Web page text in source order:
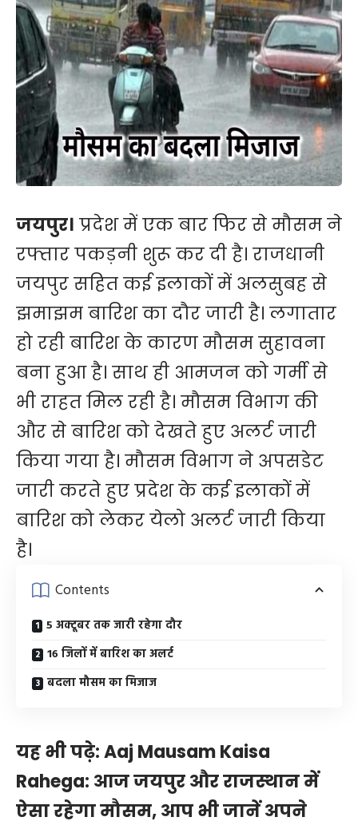
जयपुर। प्रदेश में एक बार फिर से मौसम ने
रफ्तार पकड़नी शुरू कर दी है। राजधानी
जयपुर सहित कई इलाकों में अलसुबह से
झमाझम बारिश का दौर जारी है। लगातार
हो रही बारिश के कारण मौसम सुहावना
बना हुआ है। साथ ही आमजन को गर्मी से
भी राहत मिल रही है। मौसम विभाग की
और से बारिश को देखते हुए अलर्ट जारी
किया गया है। मौसम विभाग ने अपसडेट
जारी करते हुए प्रदेश के कई इलाकों में
बारिश को लेकर येलो अलर्ट जारी किया
है।
Contents
5 अक्टूबर तक जारी रहेगा दौर
16 जिलों में बारिश का अलर्ट
बदला मौसम का मिजाज
यह भी पढ़े:Aaj Mausam Kaisa
Rahega: आज जयपुर और राजस्थान में
ऐसा रहेगा मौसम, आप भी जानें अपने